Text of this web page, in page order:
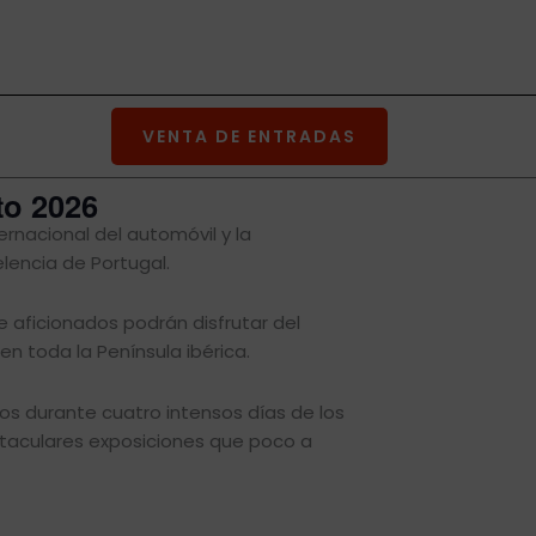
VENTA DE ENTRADAS
2026
del automóvil y la
de Portugal.
aficionados podrán disfrutar del
toda la Península ibérica.
durante cuatro intensos días de los
exposiciones que poco a